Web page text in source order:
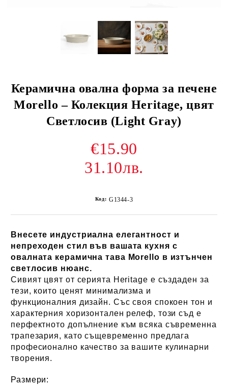
Керамична овална форма за печене
Morello – Колекция Heritage, цвят
Светлосив (Light Gray)
€15.90
31.10лв.
Код: G1344-3
Внесете индустриална елегантност и
непреходен стил във вашата кухня с
овалната керамична тава Morello в изтънчен
светлосив нюанс.
Сивият цвят от серията Heritage е създаден за
тези, които ценят минимализма и
функционалния дизайн. Със своя спокоен тон и
характерния хоризонтален релеф, този съд е
перфектното допълнение към всяка съвременна
трапезария, като същевременно предлага
професионално качество за вашите кулинарни
творения.
Размери: